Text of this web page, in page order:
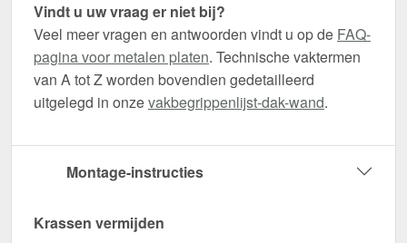
Vindt u uw vraag er niet bij?
Veel meer vragen en antwoorden vindt u op de FAQ-
pagina voor metalen platen. Technische vaktermen
van A tot Z worden bovendien gedetailleerd
uitgelegd in onzevakbegrippenlijst-dak-wand.
Montage-instructies
Krassen vermijden